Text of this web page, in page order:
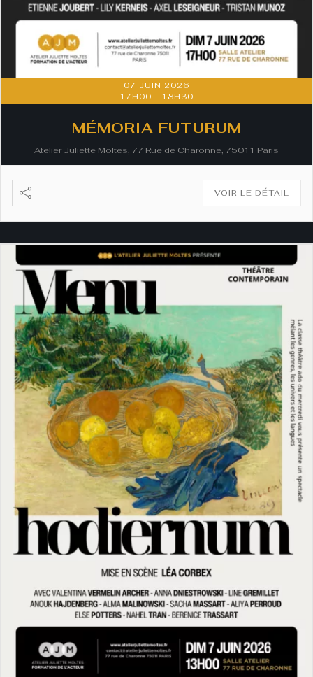
07 JUIN 2026
17H00 - 18H30
MÉMORIA FUTURUM
Atelier Juliette Moltes, 77 Rue de Charonne, 75011 Paris
VOIR LE DÉTAIL